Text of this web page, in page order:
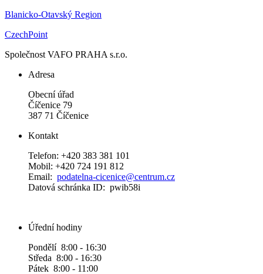
Blanicko-Otavský Region
CzechPoint
Společnost VAFO PRAHA s.r.o.
Adresa
Obecní úřad
Číčenice 79
387 71 Číčenice
Kontakt
Telefon: +420 383 381 101
Mobil: +420 724 191 812
Email: podatelna-cicenice@centrum.cz
Datová schránka ID: pwib58i
Úřední hodiny
Pondělí 8:00 - 16:30
Středa 8:00 - 16:30
Pátek 8:00 - 11:00